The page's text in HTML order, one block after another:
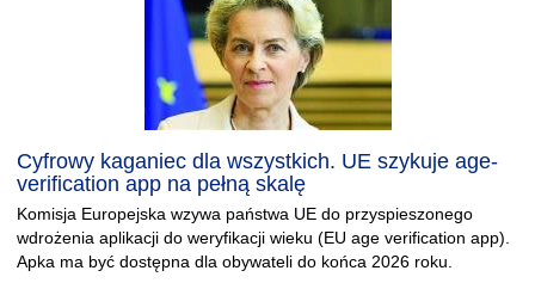
Cyfrowy kaganiec dla wszystkich. UE szykuje age-
verification app na pełną skalę
Komisja Europejska wzywa państwa UE do przyspieszonego
wdrożenia aplikacji do weryfikacji wieku (EU age verification app).
Apka ma być dostępna dla obywateli do końca 2026 roku.